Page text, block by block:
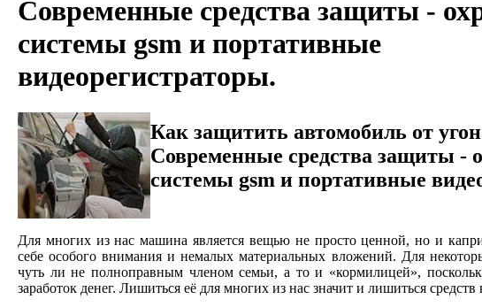
Современные средства защиты -
системы gsm и портативные
видеорегистраторы.
Как защитить автомобиль от
Современные средства защиты -
системы gsm и портативные
Для многих из нас машина является вещью не просто ценной, но и
себе особого внимания и немалых материальных вложений. Для
чуть ли не полноправным членом семьи, а то и «кормилицей»,
заработок денег. Лишиться её для многих из нас значит и лишиться